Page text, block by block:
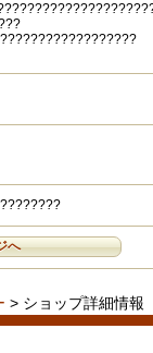
へ
> ショップ詳細情報